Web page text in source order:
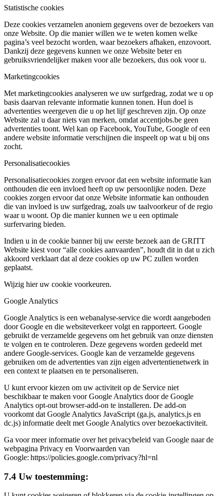
Statistische cookies
Deze cookies verzamelen anoniem gegevens over de bezoekers van
onze Website. Op die manier willen we te weten komen welke
pagina’s veel bezocht worden, waar bezoekers afhaken, enzovoort.
Dankzij deze gegevens kunnen we onze Website beter en
gebruiksvriendelijker maken voor alle bezoekers, dus ook voor u.
Marketingcookies
Met marketingcookies analyseren we uw surfgedrag, zodat we u op
basis daarvan relevante informatie kunnen tonen. Hun doel is
advertenties weergeven die u op het lijf geschreven zijn. Op onze
Website zal u daar niets van merken, omdat accentjobs.be geen
advertenties toont. Wel kan op Facebook, YouTube, Google of een
andere website informatie verschijnen die inspeelt op wat u bij ons
zocht.
Personalisatiecookies
Personalisatiecookies zorgen ervoor dat een website informatie kan
onthouden die een invloed heeft op uw persoonlijke noden. Deze
cookies zorgen ervoor dat onze Website informatie kan onthouden
die van invloed is uw surfgedrag, zoals uw taalvoorkeur of de regio
waar u woont. Op die manier kunnen we u een optimale
surfervaring bieden.
Indien u in de cookie banner bij uw eerste bezoek aan de GRITT
Website kiest voor “alle cookies aanvaarden”, houdt dit in dat u zich
akkoord verklaart dat al deze cookies op uw PC zullen worden
geplaatst.
Wijzig hier uw cookie voorkeuren.
Google Analytics
Google Analytics is een webanalyse-service die wordt aangeboden
door Google en die websiteverkeer volgt en rapporteert. Google
gebruikt de verzamelde gegevens om het gebruik van onze diensten
te volgen en te controleren. Deze gegevens worden gedeeld met
andere Google-services. Google kan de verzamelde gegevens
gebruiken om de advertenties van zijn eigen advertentienetwerk in
een context te plaatsen en te personaliseren.
U kunt ervoor kiezen om uw activiteit op de Service niet
beschikbaar te maken voor Google Analytics door de Google
Analytics opt-out browser-add-on te installeren. De add-on
voorkomt dat Google Analytics JavaScript (ga.js, analytics.js en
dc.js) informatie deelt met Google Analytics over bezoekactiviteit.
Ga voor meer informatie over het privacybeleid van Google naar de
webpagina Privacy en Voorwaarden van
Google: https://policies.google.com/privacy?hl=nl
7.4 Uw toestemming: